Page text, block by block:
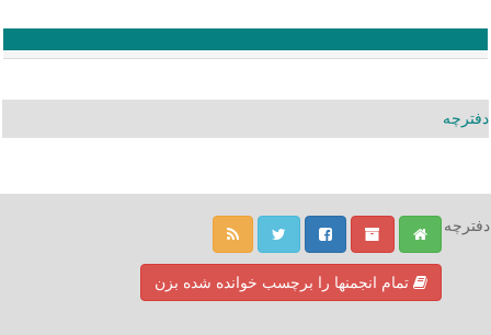
دفترچه
دفترچه
تمام انجمنها را برچسب خوانده شده بزن